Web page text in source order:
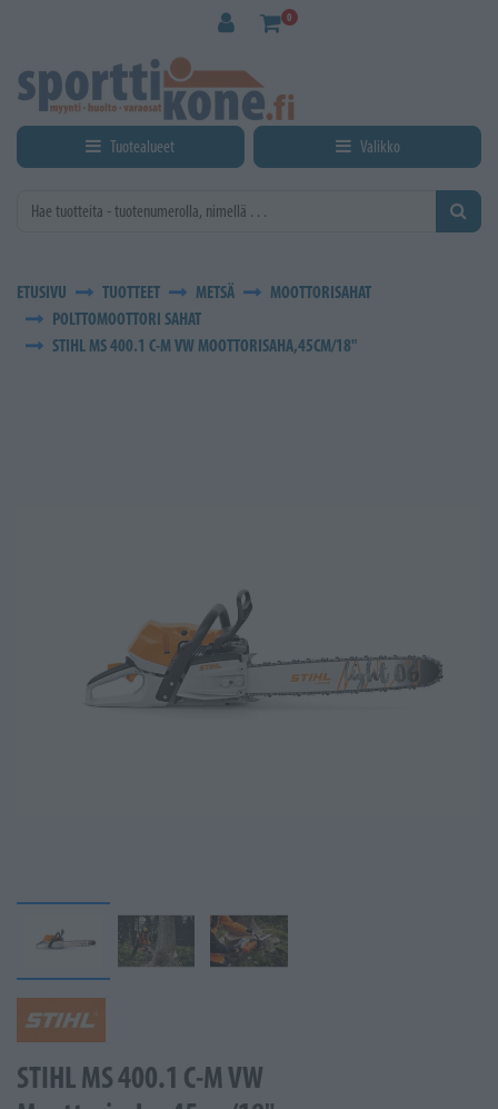
0
Tuotealueet Valikko
ETUSIVU TUOTTEET METSÄ
MOOTTORISAHAT
POLTTOMOOTTORI SAHAT
STIHL MS 400.1 C-M VW MOOTTORISAHA,45CM/18"
STIHL MS 400.1 C-M VW